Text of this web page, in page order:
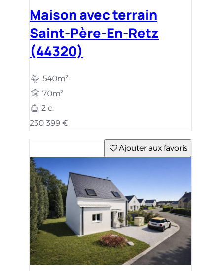
Maison avec terrain
Saint-Père-En-Retz
(44320)
540m²
70m²
2 c.
230 399 €
Ajouter aux favoris